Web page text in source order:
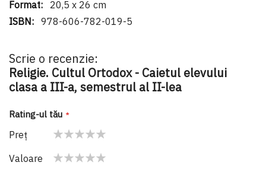
20,5 x 26 cm
978-606-782-019-5
Scrie o recenzie:
Religie. Cultul Ortodox - Caietul elevului
clasa a III-a, semestrul al II-lea
Rating-ul tău
Preţ
star
stars
stars
stars
stars
Valoare